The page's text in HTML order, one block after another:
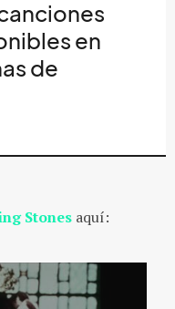
en
de
Stones aquí: